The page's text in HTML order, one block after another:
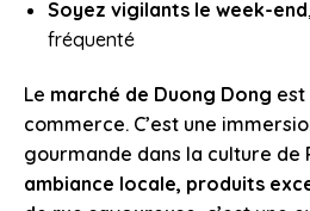
Soyez vigilants le week-end
fréquenté
Le marché de Duong Dong est
commerce. C’est une
gourmande dans la culture de
ambiance locale, produits